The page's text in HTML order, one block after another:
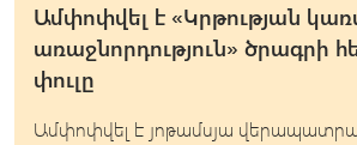
Ամփոփվել է «Կրթության
առաջնորդություն» ծրագրի
փուլը
Ամփոփվել է յոթամսյա